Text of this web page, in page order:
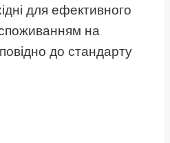
для ефективного
на
до стандарту